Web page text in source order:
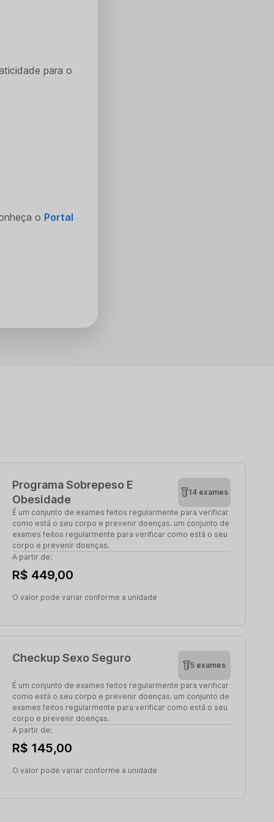
para o
o Portal
Programa Sobrepeso E
Obesidade
14 exames
É um conjunto de exames feitos regularmente para verificar
como está o seu corpo e prevenir doenças. um conjunto de
exames feitos regularmente para verificar como está o seu
corpo e prevenir doenças.
A partir de:
R$ 449,00
O valor pode variar conforme a unidade
Checkup Sexo Seguro
5 exames
É um conjunto de exames feitos regularmente para verificar
como está o seu corpo e prevenir doenças. um conjunto de
exames feitos regularmente para verificar como está o seu
corpo e prevenir doenças.
A partir de:
R$ 145,00
O valor pode variar conforme a unidade